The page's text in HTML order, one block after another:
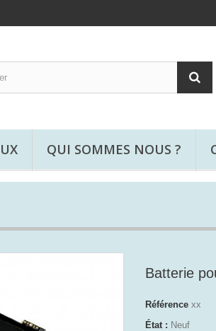
QUI SOMMES NOUS ?
Batterie
Référence xx
État : Neuf